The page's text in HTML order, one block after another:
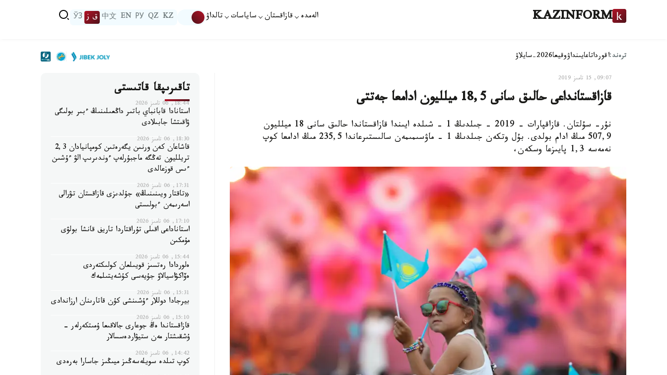
KAZINFORM الەمدە قازاقستان ساياسات تالداۋ KZ
QZ
РУ
EN
中文 ق ز ЎЗ
ترەند:اقورداتاعايىنداۋوقيعا2026-سايلاۋ
09:07, 15 تامىز 2019
قازاقستانداعى حالىق سانى 18,5 ميلليون ادامعا جەتتى
نۇر- سۇلتان. قازاقپارات - 2019 - جىلدىڭ 1 - شىلدە ايىندا قازاقستاندا حالىق سانى 18 ميلليون
507,9 مىڭ ادام بولدى. بۇل وتكەن جىلدىڭ 1 - ماۋسىمىمەن سالىستىرعاندا 235,5 مىڭ ادامعا كوپ
نەمەسە 1,3 پايىزعا وسكەن،
تاقىرىپقا قاتىستى
18:44, 06 تامىز 2026
استانادا قابانباي باتىر داڭعىلىنىڭ ءبىر بولىگى
ۋاقىتشا جابىلادى
18:30, 06 تامىز 2026
قاشاعان كەن ورنىن يگەرەتىن كومپانيادان 2,3
تريلليون تەڭگە ماجبۇرلەپ ءوندىرىپ الۋ ءۇشىن
ءىس قوزعالدى
17:31, 06 تامىز 2026
«تاقتار ويىنىنىڭ» جۇلدىزى قازاقستان تۋرالى
اسەرىمەن ءبولىستى
17:10, 06 تامىز 2026
استاناداعى اقىلى تۇراقتاردا تاريف قانشا بولۋى
مۇمكىن
15:44, 06 تامىز 2026
ەلوردادا رەتسىز قويىلعان كولىكتەردى
ەۆاكۋاسيالاۋ جۇيەسى كۇشەيتىلمەك
15:31, 06 تامىز 2026
بيرجادا دوللار ءۇشىنشى كۇن قاتارىنان ارزاندادى
15:10, 06 تامىز 2026
قازاقستاندا ەڭ جوعارى جالاقىعا ۇمىتكەرلەر -
ۇشقىشتار مەن ستيۋاردەسسالار
14:42, 06 تامىز 2026
كوپ تىلدە سويلەسەڭىز ميىڭىز جاسارا بەرەدى